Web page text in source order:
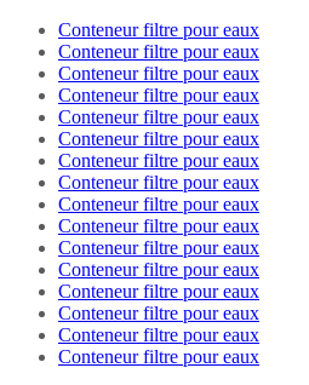
Conteneur filtre pour eaux
Conteneur filtre pour eaux
Conteneur filtre pour eaux
Conteneur filtre pour eaux
Conteneur filtre pour eaux
Conteneur filtre pour eaux
Conteneur filtre pour eaux
Conteneur filtre pour eaux
Conteneur filtre pour eaux
Conteneur filtre pour eaux
Conteneur filtre pour eaux
Conteneur filtre pour eaux
Conteneur filtre pour eaux
Conteneur filtre pour eaux
Conteneur filtre pour eaux
Conteneur filtre pour eaux